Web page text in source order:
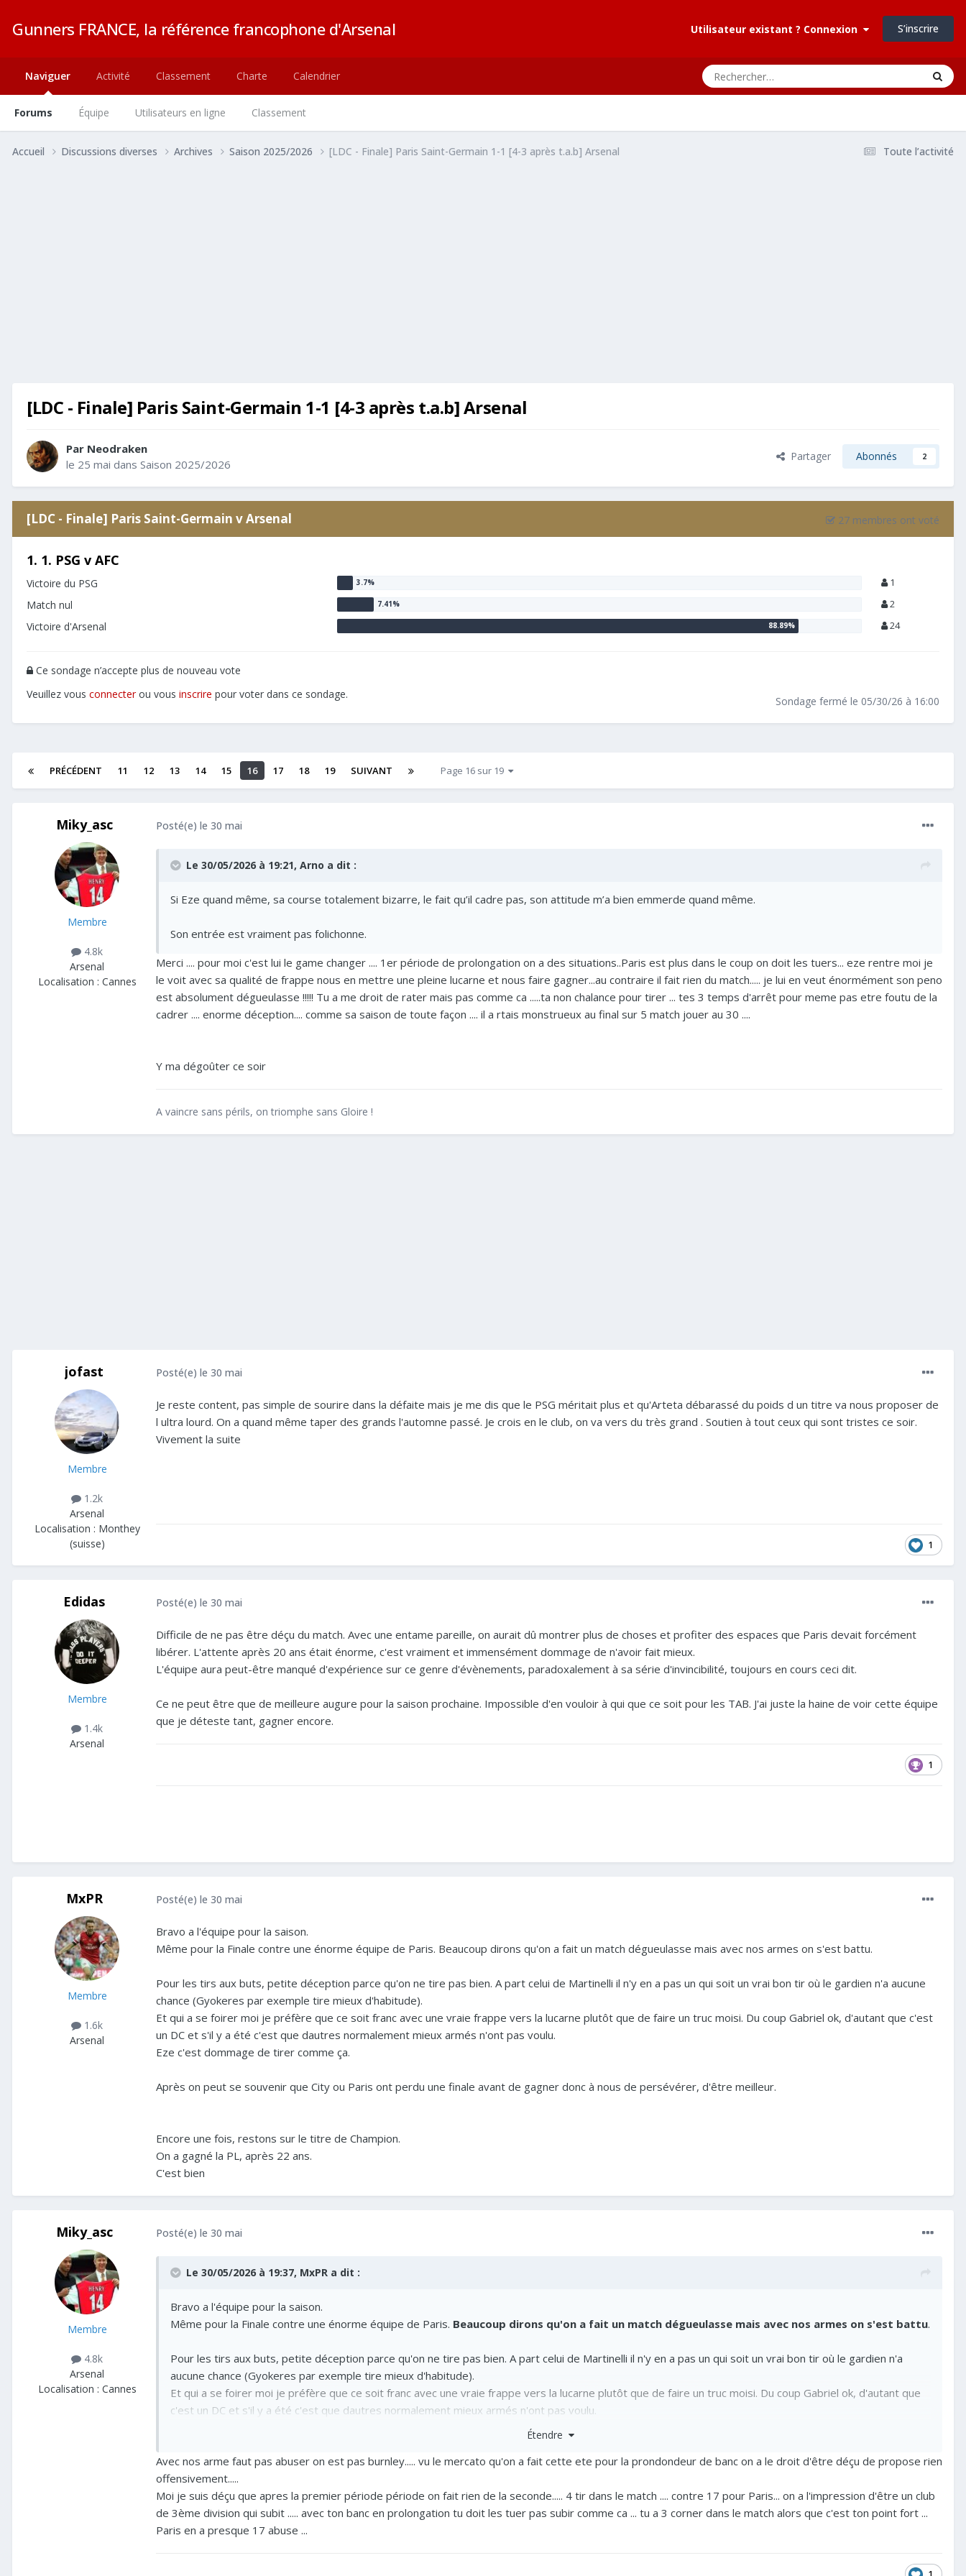
Gunners FRANCE, la référence francophone d'Arsenal Utilisateur existant ? Connexion S’inscrire
Naviguer
Forums Équipe Utilisateurs en ligne Classement
Activité Classement Charte Calendrier
Toute l’activité
Accueil Discussions diverses Archives Saison 2025/2026 [LDC - Finale] Paris Saint-Germain 1-1 [4-3 après t.a.b] Arsenal
[LDC - Finale] Paris Saint-Germain 1-1 [4-3 après t.a.b] Arsenal
Par Neodraken
le 25 mai dans Saison 2025/2026
Partager Abonnés 2
[LDC - Finale] Paris Saint-Germain v Arsenal 27 membres ont voté
1. 1. PSG v AFC
Victoire du PSG 1
Match nul 2
Victoire d'Arsenal 24
Ce sondage n’accepte plus de nouveau vote
Veuillez vous connecterou vous inscrire pour voter dans ce sondage.
Sondage fermé le 05/30/26 à 16:00
PRÉCÉDENT 11 12 13 14 15 16 17 18 19 SUIVANT Page 16 sur 19
Miky_asc
Membre
4.8k
Arsenal
Localisation : Cannes
Posté(e) le 30 mai
Le 30/05/2026 à 19:21, Arno a dit :
Si Eze quand même, sa course totalement bizarre, le fait qu’il cadre pas, son attitude m’a bien emmerde quand même.
Son entrée est vraiment pas folichonne.
Merci .... pour moi c'est lui le game changer .... 1er période de prolongation on a des situations..Paris est plus dans le coup on doit les tuers... eze rentre moi je
le voit avec sa qualité de frappe nous en mettre une pleine lucarne et nous faire gagner...au contraire il fait rien du match..... je lui en veut énormément son peno
est absolument dégueulasse !!!!! Tu a me droit de rater mais pas comme ca .....ta non chalance pour tirer ... tes 3 temps d'arrêt pour meme pas etre foutu de la
cadrer .... enorme déception.... comme sa saison de toute façon .... il a rtais monstrueux au final sur 5 match jouer au 30 ....
Y ma dégoûter ce soir
A vaincre sans périls, on triomphe sans Gloire !
jofast
Membre
1.2k
Arsenal
Localisation : Monthey
(suisse)
Posté(e) le 30 mai
Je reste content, pas simple de sourire dans la défaite mais je me dis que le PSG méritait plus et qu'Arteta débarassé du poids d un titre va nous proposer de
l ultra lourd. On a quand même taper des grands l'automne passé. Je crois en le club, on va vers du très grand . Soutien à tout ceux qui sont tristes ce soir.
Vivement la suite
1
Edidas
Membre
1.4k
Arsenal
Posté(e) le 30 mai
Difficile de ne pas être déçu du match. Avec une entame pareille, on aurait dû montrer plus de choses et profiter des espaces que Paris devait forcément
libérer. L'attente après 20 ans était énorme, c'est vraiment et immensément dommage de n'avoir fait mieux.
L'équipe aura peut-être manqué d'expérience sur ce genre d'évènements, paradoxalement à sa série d'invincibilité, toujours en cours ceci dit.
Ce ne peut être que de meilleure augure pour la saison prochaine. Impossible d'en vouloir à qui que ce soit pour les TAB. J'ai juste la haine de voir cette équipe
que je déteste tant, gagner encore.
1
MxPR
Membre
1.6k
Arsenal
Posté(e) le 30 mai
Bravo a l'équipe pour la saison.
Même pour la Finale contre une énorme équipe de Paris. Beaucoup dirons qu'on a fait un match dégueulasse mais avec nos armes on s'est battu.
Pour les tirs aux buts, petite déception parce qu'on ne tire pas bien. A part celui de Martinelli il n'y en a pas un qui soit un vrai bon tir où le gardien n'a aucune
chance (Gyokeres par exemple tire mieux d'habitude).
Et qui a se foirer moi je préfère que ce soit franc avec une vraie frappe vers la lucarne plutôt que de faire un truc moisi. Du coup Gabriel ok, d'autant que c'est
un DC et s'il y a été c'est que dautres normalement mieux armés n'ont pas voulu.
Eze c'est dommage de tirer comme ça.
Après on peut se souvenir que City ou Paris ont perdu une finale avant de gagner donc à nous de persévérer, d'être meilleur.
Encore une fois, restons sur le titre de Champion.
On a gagné la PL, après 22 ans.
C'est bien
Miky_asc
Membre
4.8k
Arsenal
Localisation : Cannes
Posté(e) le 30 mai
Le 30/05/2026 à 19:37, MxPR a dit :
Bravo a l'équipe pour la saison.
Même pour la Finale contre une énorme équipe de Paris. Beaucoup dirons qu'on a fait un match dégueulasse mais avec nos armes on s'est battu.
Pour les tirs aux buts, petite déception parce qu'on ne tire pas bien. A part celui de Martinelli il n'y en a pas un qui soit un vrai bon tir où le gardien n'a
aucune chance (Gyokeres par exemple tire mieux d'habitude).
Et qui a se foirer moi je préfère que ce soit franc avec une vraie frappe vers la lucarne plutôt que de faire un truc moisi. Du coup Gabriel ok, d'autant que
c'est un DC et s'il y a été c'est que dautres normalement mieux armés n'ont pas voulu.
Après on peut se souvenir que City ou Paris ont perdu une finale avant de gagner donc à nous de persévérer, d'être meilleur.
Encore une fois, restons sur le titre de Champion.
On a gagné la PL, après 22 ans.
Étendre
Avec nos arme faut pas abuser on est pas burnley..... vu le mercato qu'on a fait cette ete pour la prondondeur de banc on a le droit d'être déçu de propose rien
offensivement.....
Moi je suis déçu que apres la premier période période on fait rien de la seconde..... 4 tir dans le match .... contre 17 pour Paris... on a l'impression d'être un club
de 3ème division qui subit ..... avec ton banc en prolongation tu doit les tuer pas subir comme ca ... tu a 3 corner dans le match alors que c'est ton point fort ...
Paris en a presque 17 abuse ...